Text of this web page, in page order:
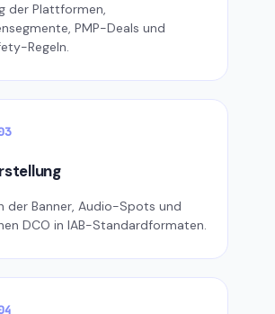
der Plattformen,
PMP-Deals und
Regeln.
der Banner, Audio-Spots und
DCO in IAB-Standardformaten.